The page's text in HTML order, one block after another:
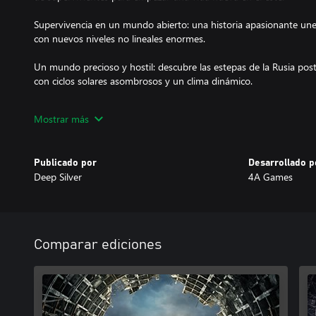
Supervivencia en un mundo abierto: una historia apasionante
con nuevos niveles no lineales enormes.
Un mundo precioso y hostil: descubre las estepas de la Rusia
con ciclos solares asombrosos y un clima dinámico.
enfréntate a enemigos humanos y mutantes en batallas
que tomes tiene consecuencias en una narrativa apasionante a la
Mostrar más
Publicado por
Deep Silver
Desarrollado
4A Games
Comparar ediciones